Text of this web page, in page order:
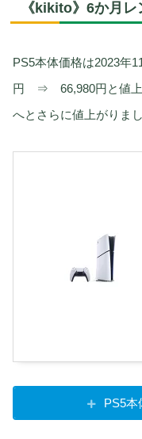
《kikito》6か月
PS5本体価格は2023年
円 ⇒ 66,980円と値上
へとさらに値上がりまし
PS5本